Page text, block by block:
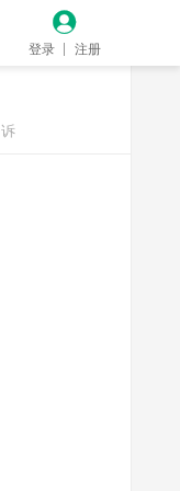

登录 注册